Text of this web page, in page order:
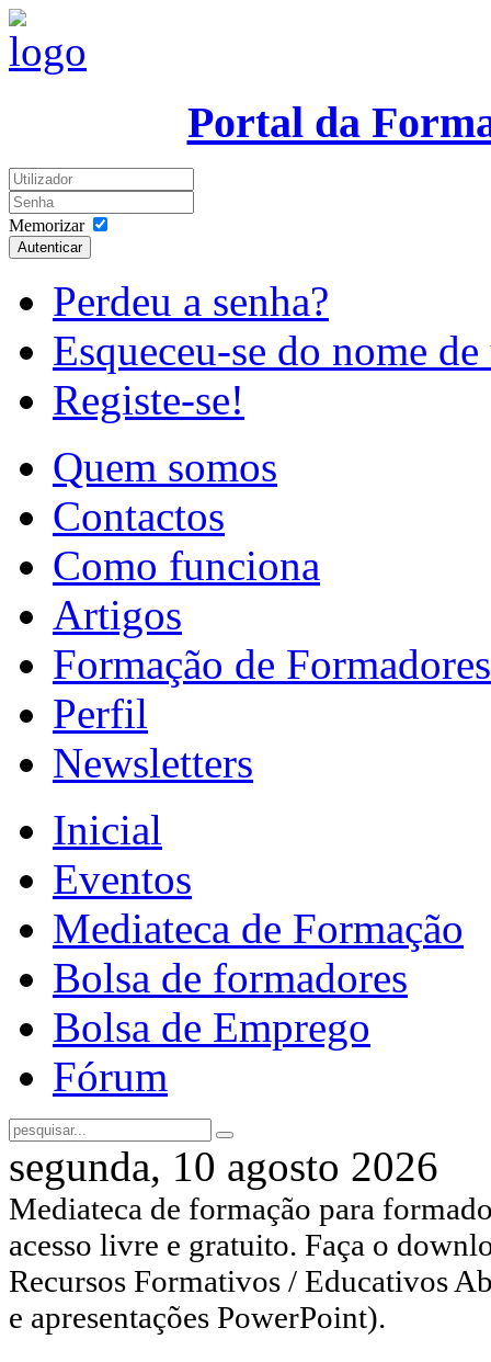
Portal da
Memorizar
Autenticar
Perdeu a senha?
Esqueceu-se do nome
Registe-se!
Quem somos
Contactos
Como funciona
Artigos
Formação de Formadores
Perfil
Newsletters
Inicial
Eventos
Mediateca de Formação
Bolsa de formadores
Bolsa de Emprego
Fórum
segunda, 10 agosto 2026
Mediateca de formação para
acesso livre e gratuito. Faça o
Recursos Formativos / Educativos
e apresentações PowerPoint).